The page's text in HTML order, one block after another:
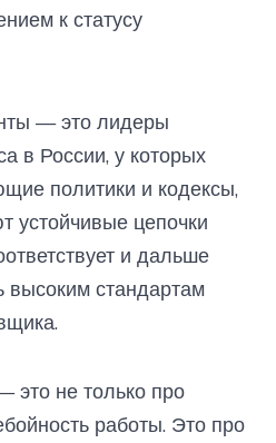
к статусу
— это лидеры
в России, у которых
политики и кодексы,
устойчивые цепочки
и дальше
высоким стандартам
это не только про
работы. Это про